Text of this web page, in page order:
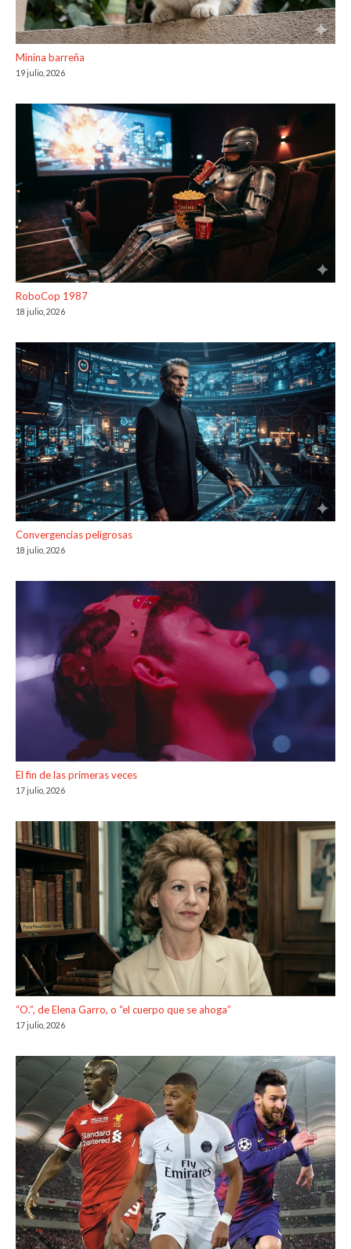
Minina barreña
19 julio, 2026
RoboCop 1987
18 julio, 2026
Convergencias peligrosas
18 julio, 2026
El fin de las primeras veces
17 julio, 2026
“O.”, de Elena Garro, o “el cuerpo que se ahoga”
17 julio, 2026